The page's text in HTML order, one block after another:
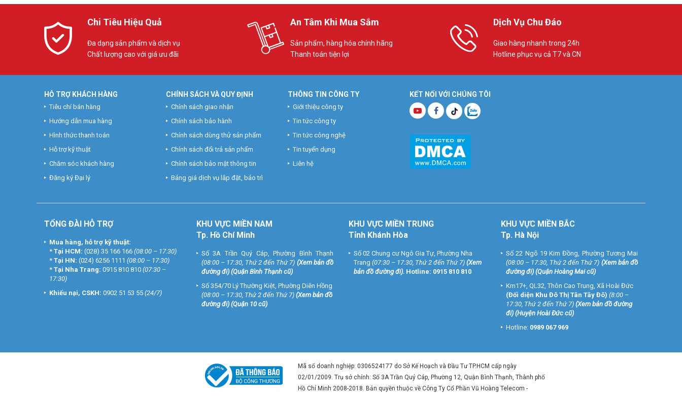
Chi Tiêu Hiệu Quả
Đa dạng sản phẩm và dịch vụ
Chất lượng cao với giá ưu đãi
An Tâm Khi Mua Sắm
Sản phẩm, hàng hóa chính hãng
Thanh toán tiện lợi
Dịch Vụ Chu Đáo
Giao hàng nhanh trong 24h
Hotline phục vụ cả T7 và CN
KẾT NỐI VỚI CHÚNG TÔI
HỖ TRỢ KHÁCH HÀNG
Tiêu chí bán hàng
Hướng dẫn mua hàng
Hình thức thanh toán
Hỗ trợ kỹ thuật
Chăm sóc khách hàng
Đăng ký Đại lý
CHÍNH SÁCH VÀ QUY ĐỊNH
Chính sách giao nhận
Chính sách bảo hành
Chính sách dùng thử sản phẩm
Chính sách đổi trả sản phẩm
Chính sách bảo mật thông tin
Bảng giá dịch vụ lắp đặt, bảo trì
THÔNG TIN CÔNG TY
Giới thiệu công ty
Tin tức công ty
Tin tức công nghệ
Tin tuyển dụng
Liên hệ
TỔNG ĐÀI HỖ TRỢ
Mua hàng, hỗ trợ kỹ thuật:
* Tại HCM: (028) 35 166 166 (08:00 – 17:30)
* Tại HN: (024) 6256 1111 (08:00 – 17:30)
* Tại Nha Trang: 0915 810 810 (07:30 –
17:30)
Khiếu nại, CSKH: 0902 51 53 55 (24/7)
KHU VỰC MIỀN NAM
Tp. Hồ Chí Minh
Số 3A Trần Quý Cáp, Phường Bình Thạnh
(08:00 – 17:30, Thứ 2 đến Thứ 7) (Xem bản đồ
đường đi) (Quận Bình Thạnh cũ)
Số 354/70 Lý Thường Kiệt, Phường Diên Hồng
(08:00 – 17:30, Thứ 2 đến Thứ 7) (Xem bản đồ
đường đi) (Quận 10 cũ)
KHU VỰC MIỀN TRUNG
Tỉnh Khánh Hòa
Số 02 Chung cư Ngô Gia Tự, Phường Nha
Trang (07:30 – 17:30, Thứ 2 đến Thứ 7) (Xem
bản đồ đường đi). Hotline: 0915 810 810
KHU VỰC MIỀN BẮC
Tp. Hà Nội
Số 22 Ngõ 19 Kim Đồng, Phường Tương Mai
(08:00 – 17:30, Thứ 2 đến Thứ 7) (Xem bản đồ
đường đi) (Quận Hoàng Mai cũ)
Km17+, QL32, Thôn Cao Trung, Xã Hoài Đức
(Đối diện Khu Đô Thị Tân Tây Đô) (8:00 –
17:30, Thứ 2 đến Thứ 7) (Xem bản đồ đường
đi) (Huyện Hoài Đức cũ)
Hotline: 0989 067 969
Mã số doanh nghiệp: 0306524177 do Sở Kế Hoạch và Đầu Tư TP.HCM cấp ngày
02/01/2009. Trụ sở chính: Số 3A Trần Quý Cáp, Phường 12, Quận Bình Thạnh, Thành phố
Hồ Chí Minh 2008-2018. Bản quyền thuộc về Công Ty Cổ Phần Vũ Hoàng Telecom -